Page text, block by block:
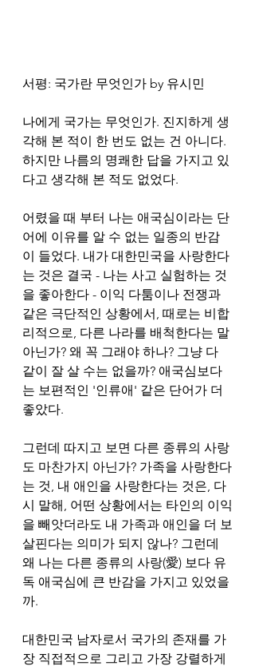
서평: 국가란 무엇인가 by 유시민
나에게 국가는 무엇인가. 진지하게 생
각해 본 적이 한 번도 없는 건 아니다.
하지만 나름의 명쾌한 답을 가지고 있
다고 생각해 본 적도 없었다.
어렸을 때 부터 나는 애국심이라는 단
어에 이유를 알 수 없는 일종의 반감
이 들었다. 내가 대한민국을 사랑한다
는 것은 결국 - 나는 사고 실험하는 것
을 좋아한다 - 이익 다툼이나 전쟁과
같은 극단적인 상황에서, 때로는 비합
리적으로, 다른 나라를 배척한다는 말
아닌가? 왜 꼭 그래야 하나? 그냥 다
같이 잘 살 수는 없을까? 애국심보다
는 보편적인 '인류애' 같은 단어가 더
좋았다.
그런데 따지고 보면 다른 종류의 사랑
도 마찬가지 아닌가? 가족을 사랑한다
는 것, 내 애인을 사랑한다는 것은, 다
시 말해, 어떤 상황에서는 타인의 이익
을 빼앗더라도 내 가족과 애인을 더 보
살핀다는 의미가 되지 않나? 그런데
왜 나는 다른 종류의 사랑(愛) 보다 유
독 애국심에 큰 반감을 가지고 있었을
까.
대한민국 남자로서 국가의 존재를 가
장 직접적으로 그리고 가장 강렬하게